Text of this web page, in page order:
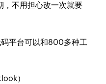
，不用担心改一次就要
平台可以和800多种工
）